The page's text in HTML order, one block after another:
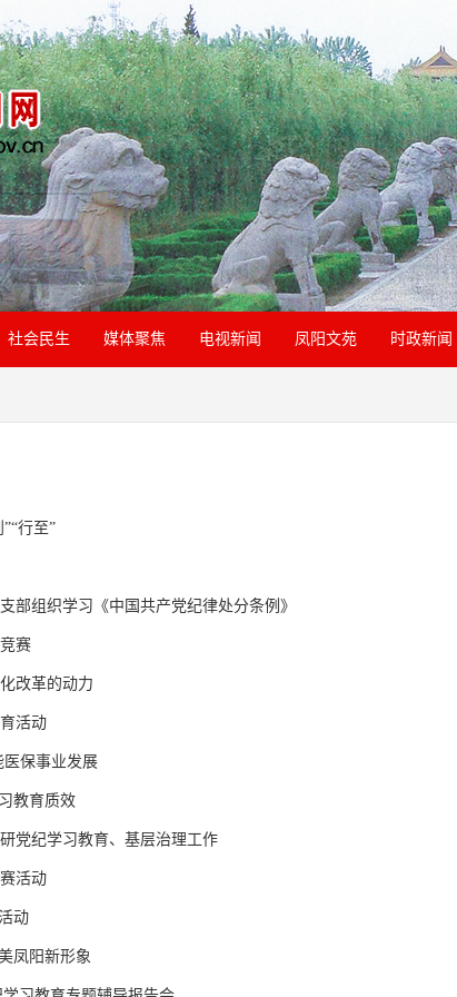
社会民生 媒体聚焦 电视新闻 凤阳文苑 时政新闻
行至”
部组织学习《中国共产党纪律处分条例》
赛
改革的动力
活动
保事业发展
教育质效
党纪学习教育、基层治理工作
活动
动
凤阳新形象